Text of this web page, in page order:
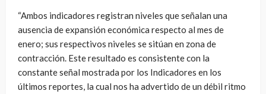
“Ambos indicadores registran niveles que señalan una
ausencia de expansión económica respecto al mes de
enero; sus respectivos niveles se sitúan en zona de
contracción. Este resultado es consistente con la
constante señal mostrada por los Indicadores en los
últimos reportes, la cual nos ha advertido de un débil ritmo